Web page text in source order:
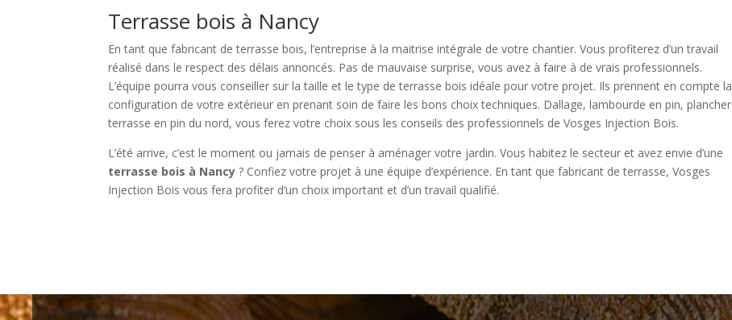
Terrasse bois à Nancy
En tant que fabricant de terrasse bois, l’entreprise à la maitrise intégrale de votre chantier. Vous profiterez d’un travail
réalisé dans le respect des délais annoncés. Pas de mauvaise surprise, vous avez à faire à de vrais professionnels.
L’équipe pourra vous conseiller sur la taille et le type de terrasse bois idéale pour votre projet. Ils prennent en compte la
configuration de votre extérieur en prenant soin de faire les bons choix techniques. Dallage, lambourde en pin, plancher
terrasse en pin du nord, vous ferez votre choix sous les conseils des professionnels de Vosges Injection Bois.
L’été arrive, c’est le moment ou jamais de penser à aménager votre jardin. Vous habitez le secteur et avez envie d’une
terrasse bois à Nancy ? Confiez votre projet à une équipe d’expérience. En tant que fabricant de terrasse, Vosges
Injection Bois vous fera profiter d’un choix important et d’un travail qualifié.